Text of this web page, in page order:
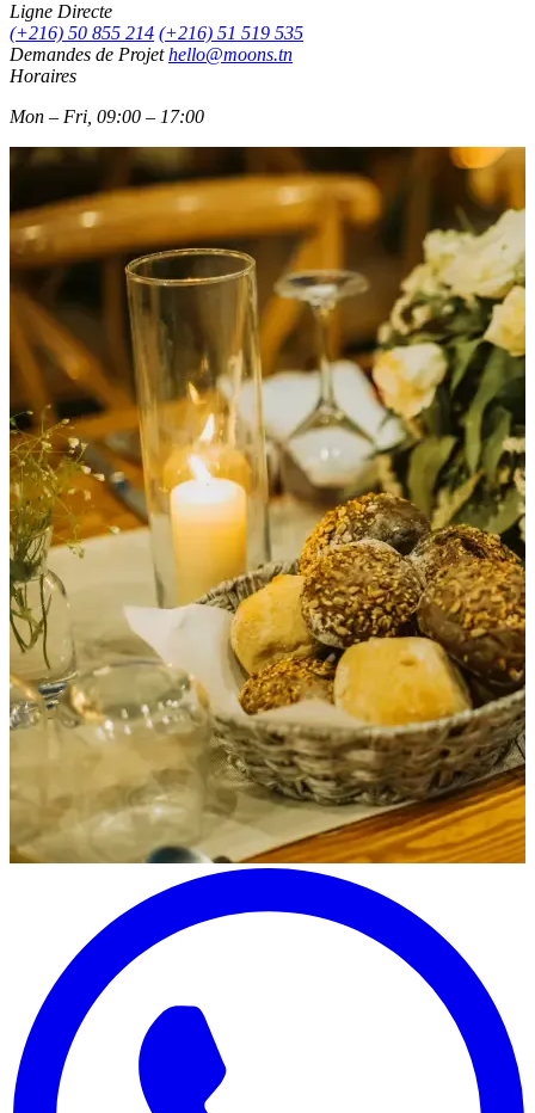
Ligne Directe
(+216) 50 855 214 (+216) 51 519 535
Demandes de Projet hello@moons.tn
Horaires
Mon – Fri, 09:00 – 17:00